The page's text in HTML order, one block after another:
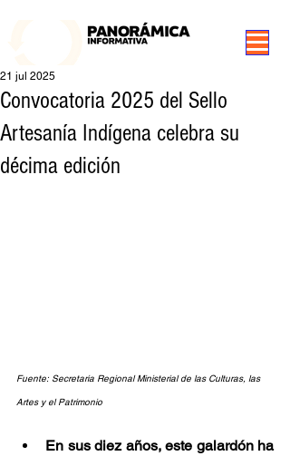
Convocatoria 2025 del Sello
Artesanía Indígena celebra su
décima edición
21 jul 2025
Fuente: Secretaria Regional Ministerial de las Culturas, las
Artes y el Patrimonio
En sus diez años, este galardón ha